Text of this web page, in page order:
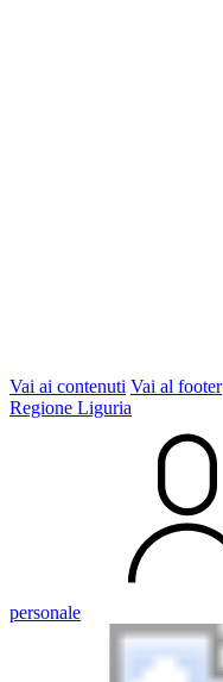
Vai ai contenuti Vai al footer
Regione Liguria
personale